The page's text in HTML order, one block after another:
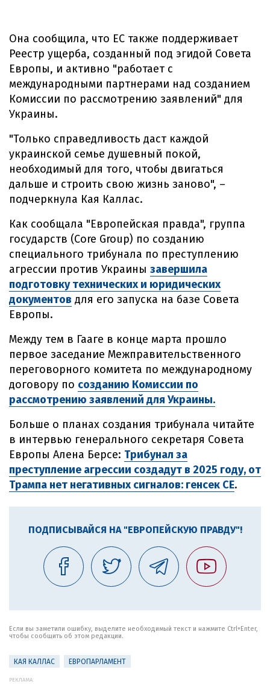
Она сообщила, что ЕС также поддерживает
Реестр ущерба, созданный под эгидой Совета
Европы, и активно "работает с
международными партнерами над созданием
Комиссии по рассмотрению заявлений" для
Украины.
"Только справедливость даст каждой
украинской семье душевный покой,
необходимый для того, чтобы двигаться
дальше и строить свою жизнь заново", –
подчеркнула Кая Каллас.
Как сообщала "Европейская правда", группа
государств (Core Group) по созданию
специального трибунала по преступлению
агрессии против Украины завершила
подготовку технических и юридических
документов для его запуска на базе Совета
Европы.
Между тем в Гааге в конце марта прошло
первое заседание Межправительственного
переговорного комитета по международному
договору по созданию Комиссии по
рассмотрению заявлений для Украины.
Больше о планах создания трибунала читайте
в интервью генерального секретаря Совета
Европы Алена Берсе: Трибунал за
преступление агрессии создадут в 2025 году, от
Трампа нет негативных сигналов: генсек СЕ.
ПОДПИСЫВАЙСЯ НА "ЕВРОПЕЙСКУЮ ПРАВДУ"!
Если вы заметили ошибку, выделите необходимый текст и нажмите Ctrl+Enter,
чтобы сообщить об этом редакции.
КАЯ КАЛЛАС ЕВРОПАРЛАМЕНТ
РЕКЛАМА: